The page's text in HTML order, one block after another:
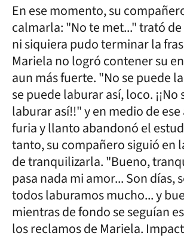
En ese momento, su
calmarla: "No te met..." trató
ni siquiera pudo terminar la
Mariela no logró contener su
aun más fuerte. "No se puede
se puede laburar así, loco. ¡¡No
laburar así!!" y en medio de
furia y llanto abandonó el
tanto, su compañero siguió en
de tranquilizarla. "Bueno,
pasa nada mi amor... Son días,
todos laburamos mucho... y
mientras de fondo se seguían
los reclamos de Mariela.